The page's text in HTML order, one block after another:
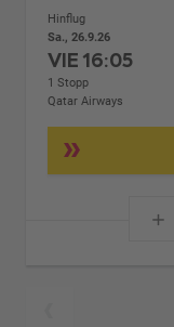
Hinflug
Sa., 26.9.26
VIE16:05
1 Stopp
Qatar Airways